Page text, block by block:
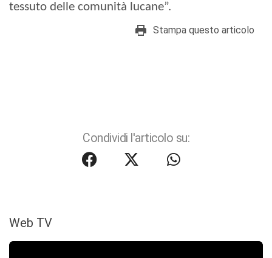
tessuto delle comunità lucane”.
Stampa questo articolo
Condividi l'articolo su:
Web TV